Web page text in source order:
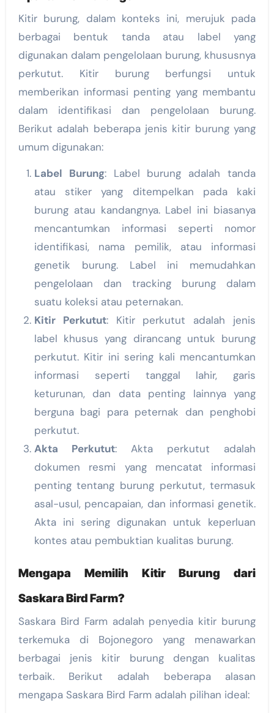
Kitir burung, dalam konteks ini, merujuk pada
berbagai bentuk tanda atau label yang
digunakan dalam pengelolaan burung, khususnya
perkutut. Kitir burung berfungsi untuk
memberikan informasi penting yang membantu
dalam identifikasi dan pengelolaan burung.
Berikut adalah beberapa jenis kitir burung yang
umum digunakan:
Label Burung: Label burung adalah tanda
atau stiker yang ditempelkan pada kaki
burung atau kandangnya. Label ini biasanya
mencantumkan informasi seperti nomor
identifikasi, nama pemilik, atau informasi
genetik burung. Label ini memudahkan
pengelolaan dan tracking burung dalam
suatu koleksi atau peternakan.
Kitir Perkutut: Kitir perkutut adalah jenis
label khusus yang dirancang untuk burung
perkutut. Kitir ini sering kali mencantumkan
informasi seperti tanggal lahir, garis
keturunan, dan data penting lainnya yang
berguna bagi para peternak dan penghobi
perkutut.
Akta Perkutut: Akta perkutut adalah
dokumen resmi yang mencatat informasi
penting tentang burung perkutut, termasuk
asal-usul, pencapaian, dan informasi genetik.
Akta ini sering digunakan untuk keperluan
kontes atau pembuktian kualitas burung.
Mengapa Memilih Kitir Burung dari
Saskara Bird Farm?
Saskara Bird Farm adalah penyedia kitir burung
terkemuka di Bojonegoro yang menawarkan
berbagai jenis kitir burung dengan kualitas
terbaik. Berikut adalah beberapa alasan
mengapa Saskara Bird Farm adalah pilihan ideal: